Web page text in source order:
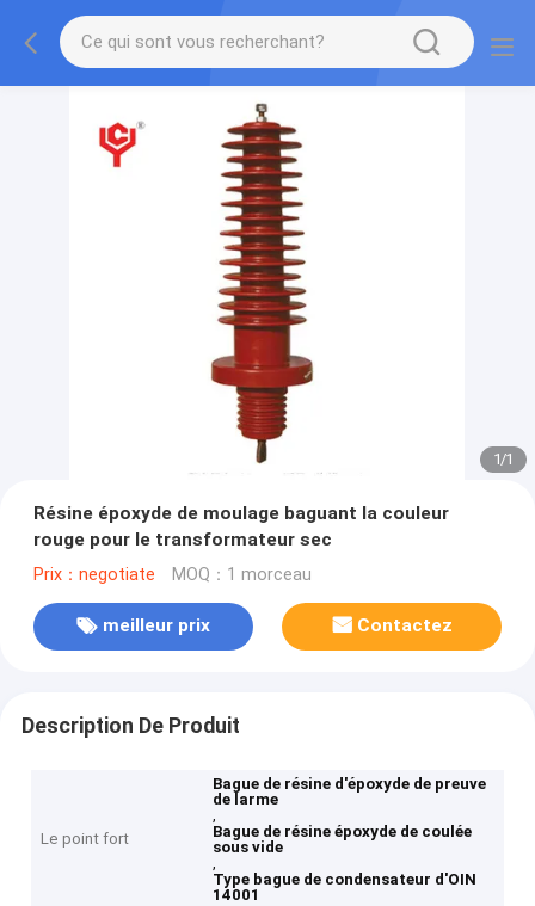
1/1
Résine époxyde de moulage baguant la couleur
rouge pour le transformateur sec
Prix：negotiate MOQ：1 morceau
meilleur prix Contactez
Description De Produit
Le point fort
Bague de résine d'époxyde de preuve
de larme
,
Bague de résine époxyde de coulée
sous vide
,
Type bague de condensateur d'OIN
14001